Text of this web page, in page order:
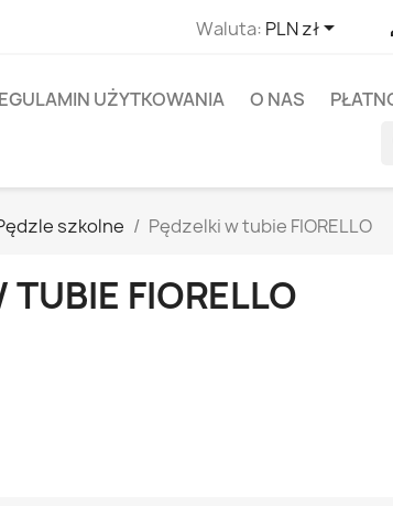
Waluta: PLN zł
UŻYTKOWANIA O NAS
szkolne Pędzelki w tubie FIORELLO
TUBIE FIORELLO